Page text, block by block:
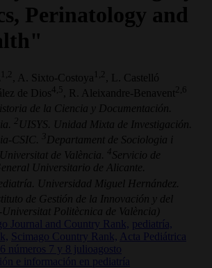
Perinatology and
1,2 , A. Sixto-Costoya 1,2
, L. Castelló
de Dios4,5 , R. Aleixandre-Benavent
2,6
de la Ciencia y Documentación.
2 UISYS. Unidad Mixta de Investigación.
CSIC.
3 Departament de Sociologia i
de València.
4 Servicio de
Universitario de Alicante.
Universidad Miguel Hernández.
de Gestión de la Innovación y del
Politècnica de València)
Journal and Country Rank,
pediatría,
Scimago Country Rank,
Acta Pediátrica
números 7 y 8 julioagosto
e información en pediatría